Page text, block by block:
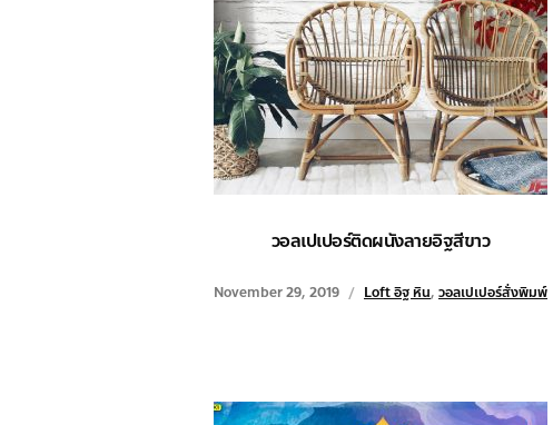
วอลเปเปอร์ติดผนังลายอิฐสีขาว
November 29, 2019 Loft อิฐ หิน, วอลเปเปอร์สั่งพิมพ์